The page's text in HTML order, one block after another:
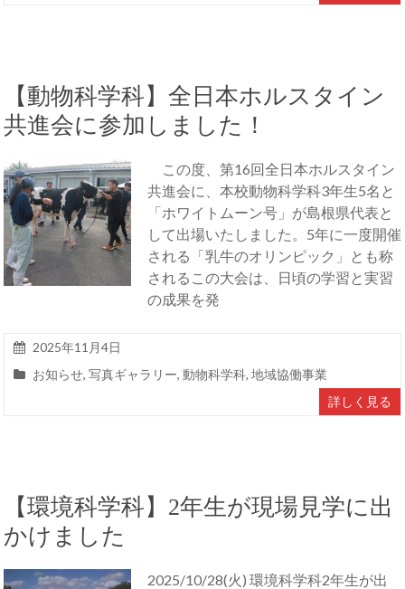
【動物科学科】全日本ホルスタイン
共進会に参加しました！
この度、第16回全日本ホルスタイン
共進会に、本校動物科学科3年生5名と
「ホワイトムーン号」が島根県代表と
して出場いたしました。5年に一度開催
される「乳牛のオリンピック」とも称
されるこの大会は、日頃の学習と実習
の成果を発
2025年11月4日
お知らせ,写真ギャラリー,動物科学科,地域協働事業
詳しく見る
【環境科学科】2年生が現場見学に出
かけました
2025/10/28(火) 環境科学科2年生が出